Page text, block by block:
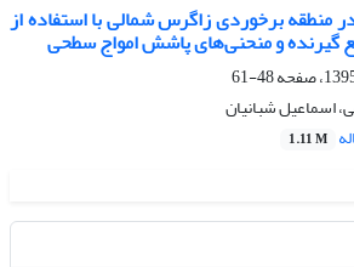
منطقه برخوردی زاگرس شمالی با استفاده از
گیرنده و منحنی‌های پاشش امواج سطحی
48-61
اسماعیل شبانیان
1.11 M